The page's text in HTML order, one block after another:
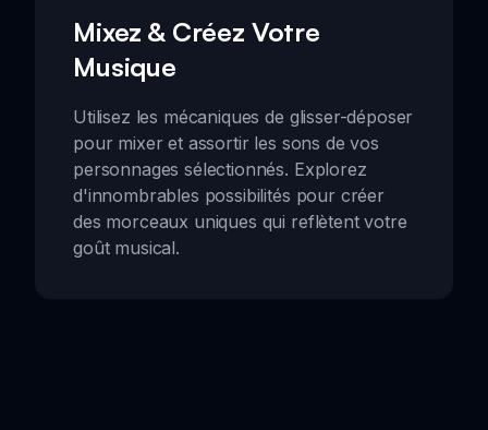
Mixez & Créez Votre
Musique
Utilisez les mécaniques de glisser-déposer
pour mixer et assortir les sons de vos
personnages sélectionnés. Explorez
d'innombrables possibilités pour créer
des morceaux uniques qui reflètent votre
goût musical.